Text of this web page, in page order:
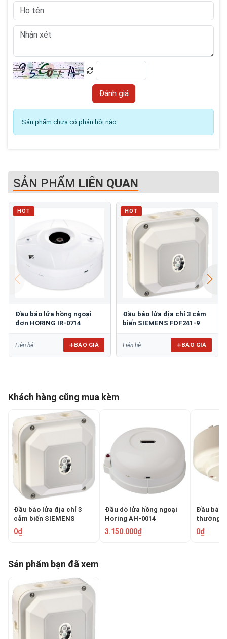
Sản phẩm chưa có phản hồi nào
SẢN PHẨM LIÊN QUAN
HOT
Đầu báo lửa hồng ngoại
đơn HORING IR-0714
Liên hệ BÁO GIÁ
HOT
Đầu báo lửa địa chỉ 3 cảm
biến SIEMENS FDF241-9
Liên hệ BÁO GIÁ
Khách hàng cũng mua kèm
Đầu báo lửa địa chỉ 3
cảm biến SIEMENS
FDF241-9
0₫
Đầu dò lửa hồng ngoại
Horing AH-0014
3.150.000₫
Đầu báo
thường
0₫
Sản phẩm bạn đã xem